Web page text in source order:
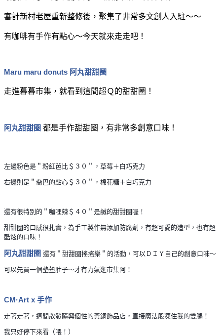
審計新村老屋重新整修後，聚集了非常多文創人入駐～～
有咖啡有手作有點心～今天就來走走吧！
Maru maru donuts 阿丸甜甜圈
走進暮暮市集，就看到這間超Ｑ的甜甜圈！
阿丸甜甜圈 都是手作甜甜圈，有非常多創意口味！
左邊粉色是＂粉紅芭比＄３０＂，草莓＋白巧克力
右邊則是＂喬巴的點心＄３０＂，棉花糖＋白巧克力
還有很特別的＂咖哩辣＄４０＂是鹹的甜甜圈喔！
甜甜圈的口感很扎實，為手工製作無添加防腐劑，有超可愛的造型，也有超
酷炫的口味！
阿丸甜甜圈 還有＂甜甜圈搖搖樂＂的活動，可以ＤＩＹ自己的創意口味～
可以先買一個墊墊肚子～才有力氣逛市集阿！
CM·Art x 手作
走著走著，這間散發隨興個性的黃銅飾品店，直接魔法般凍住我的雙腿！
我只好停下來看（喂！）